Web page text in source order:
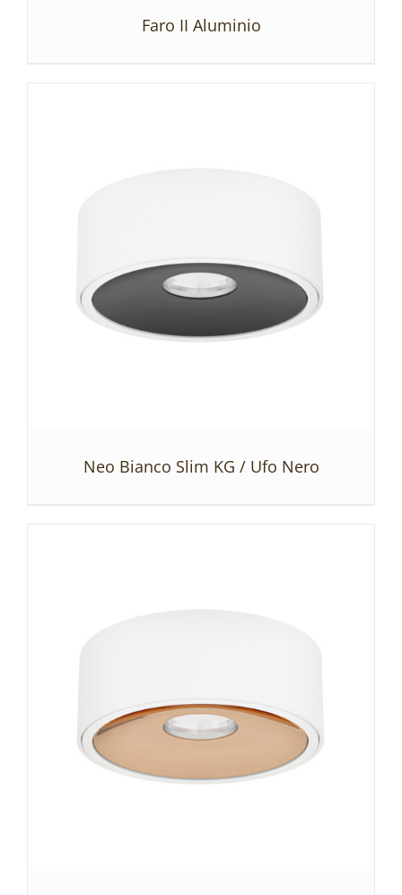
Faro II Aluminio
Neo Bianco Slim KG / Ufo Nero